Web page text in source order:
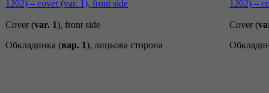
Cover (var. 1), front side
Обкладинка (вар. 1), лицьова сторона
Cover (